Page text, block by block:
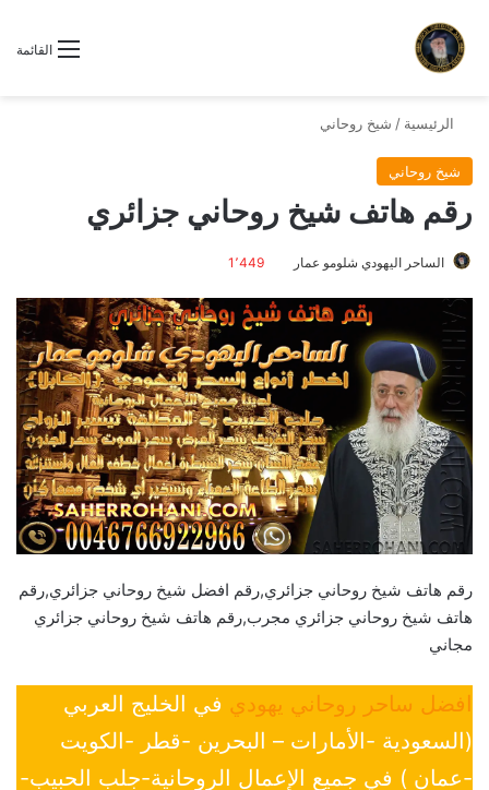
القائمة
الرئيسية / شيخ روحاني
شيخ روحاني
رقم هاتف شيخ روحاني جزائري
الساحر اليهودي شلومو عمار 1٬449
رقم هاتف شيخ روحاني جزائري,رقم افضل شيخ روحاني جزائري,رقم
هاتف شيخ روحاني جزائري مجرب,رقم هاتف شيخ روحاني جزائري
مجاني
افضل ساحر روحاني يهودي في الخليج العربي
(السعودية -الأمارات – البحرين -قطر -الكويت
-عمان ) في جميع الإعمال الروحانية-جلب الحبيب-